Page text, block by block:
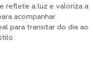
reflete a luz e valoriza a
acompanhar
para transitar do dia ao